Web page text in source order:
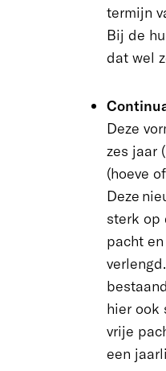
termijn
Bij de
dat wel
Deze
zes jaar
(hoeve
Deze
sterk op
pacht
verlengd.
hier ook
vrije
een